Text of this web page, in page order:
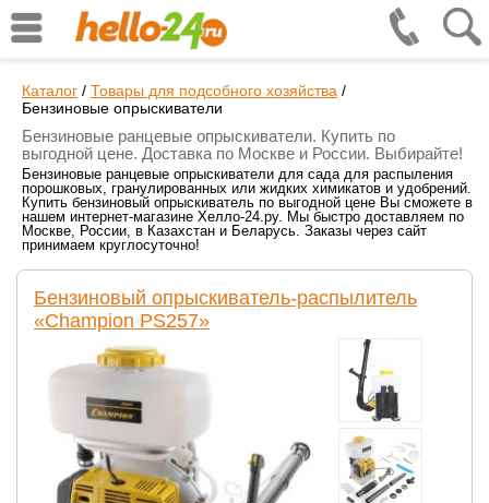
Каталог / Товары для подсобного хозяйства /
Бензиновые опрыскиватели
Бензиновые ранцевые опрыскиватели. Купить по
выгодной цене. Доставка по Москве и России. Выбирайте!
Бензиновые ранцевые опрыскиватели для сада для распыления
порошковых, гранулированных или жидких химикатов и удобрений.
Купить бензиновый опрыскиватель по выгодной цене Вы сможете в
нашем интернет-магазине Хелло-24.ру. Мы быстро доставляем по
Москве, России, в Казахстан и Беларусь. Заказы через сайт
принимаем круглосуточно!
Бензиновый опрыскиватель-распылитель
«Champion PS257»